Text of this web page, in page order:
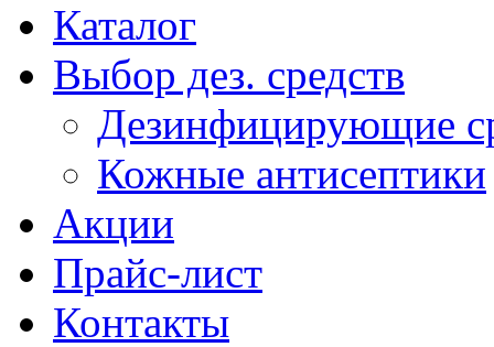
Каталог
Выбор дез. средств
Дезинфицирующие
Кожные антисептики
Акции
Прайс-лист
Контакты